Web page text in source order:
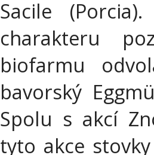
Sacile
charakteru
biofarmu
bavorský
Spolu s akcí
tyto akce